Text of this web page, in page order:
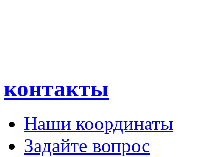
контакты
Наши координаты
Задайте вопрос